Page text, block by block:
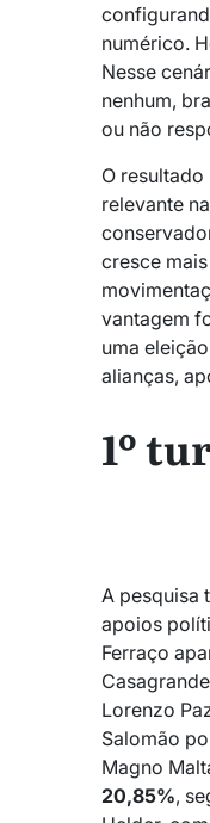
numérico.
Nesse
nenhum,
ou não
O
relevante
cresce
vantagem
uma
alianças,
1º
A pesquisa
apoios
Ferraço
Lorenzo
Salomão
Magno
20,85%,